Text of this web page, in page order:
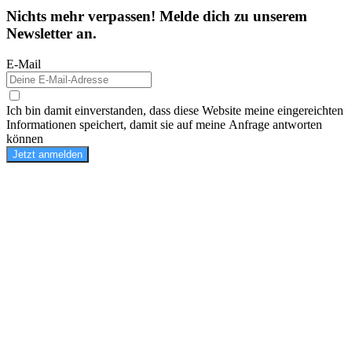
Nichts mehr verpassen! Melde dich zu unserem
Newsletter an.
E-Mail
Ich bin damit einverstanden, dass diese Website meine eingereichten
Informationen speichert, damit sie auf meine Anfrage antworten
können
Jetzt anmelden